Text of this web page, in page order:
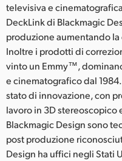
televisiva e
DeckLink di Blackmagic
produzione aumentando
Inoltre i prodotti di
vinto un Emmy™,
e cinematografico dal
stato di innovazione, con
lavoro in 3D stereoscopico
Blackmagic Design sono
post produzione
Design ha uffici negli Stati